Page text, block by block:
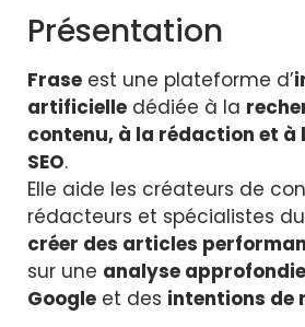
Présentation
Frase est une plateforme d’
artificielle dédiée à la
contenu, à la rédaction et à
SEO.
Elle aide les créateurs de
rédacteurs et spécialistes
créer des articles
sur une analyse
Google et des intentions de